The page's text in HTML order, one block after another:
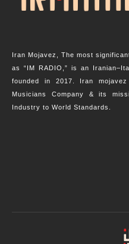
Iran Mojavez, The most
as “IM RADIO,” is an
founded in 2017. Iran
Musicians Company & its
Industry to World Standards.